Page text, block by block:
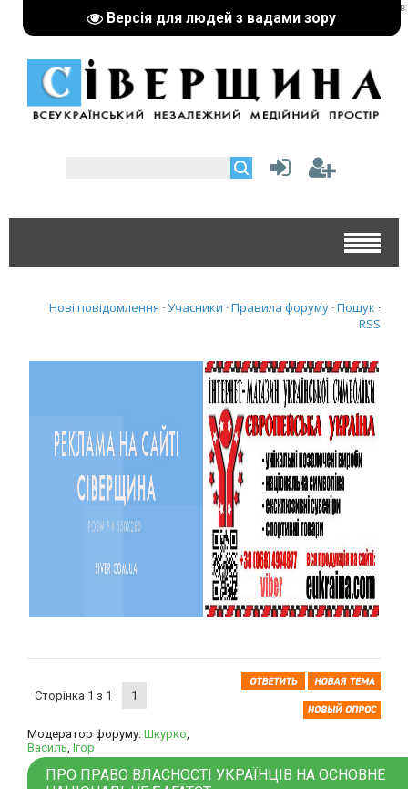
Версія для людей з вадами зору
реклама партнерів:
Нові повідомлення · Учасники · Правила форуму · Пошук ·
RSS
Сторінка 1 з 1 1
Модератор форуму: Шкурко
Василь Ігор
ПРО ПРАВО ВЛАСНОСТІ УКРАЇНЦІВ НА ОСНОВНЕ